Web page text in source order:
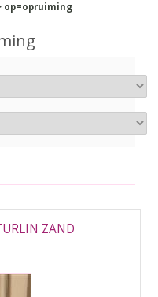
op=opruiming
ZAND